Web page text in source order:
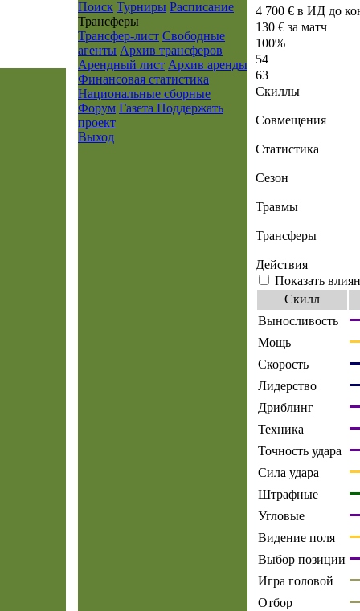
Поиск Турниры Расписание
Транcферы
Трансфер-лист Свободные
агенты Архив трансферов
Арендный лист Архив аренды
Финансовая статистика
Национальные сборные
Форум Газета Поддержать
проект
Выход
4 700 € в ИД до
130 € за матч
100%
54
63
Скиллы
Совмещения
Статистика
Сезон
Травмы
Трансферы
Действия
Показать
Скилл
Выносливость
Мощь
Скорость
Лидерство
Дриблинг
Техника
Точность удара
Сила удара
Штрафные
Угловые
Видение поля
Выбор позиции
Игра головой
Отбор